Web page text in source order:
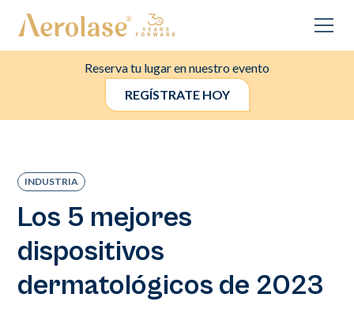
Reserva tu lugar en nuestro evento
REGÍSTRATE HOY
INDUSTRIA
Los 5 mejores
dispositivos
dermatológicos de 2023